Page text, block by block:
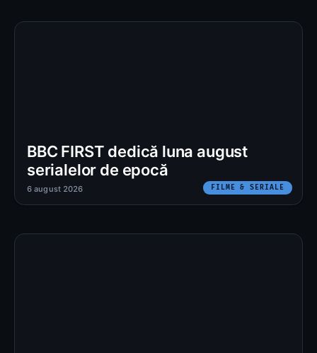
BBC FIRST dedică luna august
serialelor de epocă
FILME & SERIALE
6 august 2026